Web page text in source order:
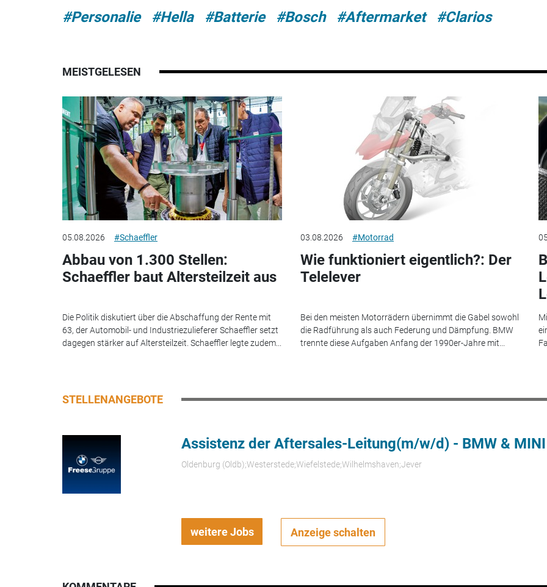
#Personalie #Hella #Batterie #Bosch #Aftermarket #Clarios
MEISTGELESEN
05.08.2026 #Schaeffler
Abbau von 1.300 Stellen:
Schaeffler baut Altersteilzeit aus
Die Politik diskutiert über die Abschaffung der Rente mit
63, der Automobil- und Industriezulieferer Schaeffler setzt
dagegen stärker auf Altersteilzeit. Schaeffler legte zudem...
03.08.2026 #Motorrad
Wie funktioniert eigentlich?: Der
Telelever
Bei den meisten Motorrädern übernimmt die Gabel sowohl
die Radführung als auch Federung und Dämpfung. BMW
trennte diese Aufgaben Anfang der 1990er-Jahre mit...
STELLENANGEBOTE
Assistenz der Aftersales-Leitung(m/w/d) - BMW & MINI
Oldenburg (Oldb);Westerstede;Wiefelstede;Wilhelmshaven;Jever
weitere Jobs Anzeige schalten